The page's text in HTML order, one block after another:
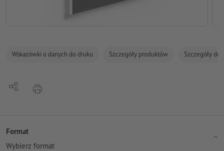
Wskazówki o danych do druku Szczegóły produktów Szczegóły
UdostępnijNacisnąć
Format
Wybierz format